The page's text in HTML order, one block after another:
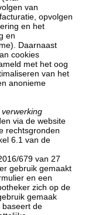
van
opvolgen
en het
en
Daarnaast
cookies
met het oog
van het
anonieme
via de website
rechtsgronden
6.1 van de
679 van 27
gebruik gemaakt
en een
zich op de
gemaak
baseert de